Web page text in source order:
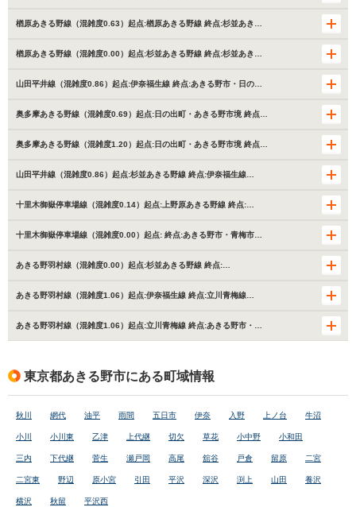
楢原あきる野線（混雑度0.63）起点:楢原あきる野線 終点:杉並あき…
楢原あきる野線（混雑度0.00）起点:杉並あきる野線 終点:杉並あき…
山田平井線（混雑度0.86）起点:伊奈福生線 終点:あきる野市・日の…
奥多摩あきる野線（混雑度0.69）起点:日の出町・あきる野市境 終点…
奥多摩あきる野線（混雑度1.20）起点:日の出町・あきる野市境 終点…
山田平井線（混雑度0.86）起点:杉並あきる野線 終点:伊奈福生線…
十里木御嶽停車場線（混雑度0.14）起点:上野原あきる野線 終点:…
十里木御嶽停車場線（混雑度0.00）起点: 終点:あきる野市・青梅市…
あきる野羽村線（混雑度0.00）起点:杉並あきる野線 終点:…
あきる野羽村線（混雑度1.06）起点:伊奈福生線 終点:立川青梅線…
あきる野羽村線（混雑度1.06）起点:立川青梅線 終点:あきる野市・…
東京都あきる野市にある町域情報
秋川 網代 油平 雨間 五日市 伊奈 入野 上ノ台 牛沼
小川 小川東 乙津 上代継 切欠 草花 小中野 小和田
三内 下代継 菅生 瀬戸岡 高尾 舘谷 戸倉 留原 二宮
二宮東 野辺 原小宮 引田 平沢 深沢 渕上 山田 養沢
横沢 秋留 平沢西